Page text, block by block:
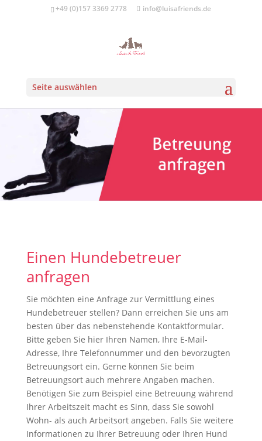
+49 (0)157 3369 2778 info@luisafriends.de
Seite auswählen
Einen Hundebetreuer
anfragen
Sie möchten eine Anfrage zur Vermittlung eines
Hundebetreuer stellen? Dann erreichen Sie uns am
besten über das nebenstehende Kontaktformular.
Bitte geben Sie hier Ihren Namen, Ihre E-Mail-
Adresse, Ihre Telefonnummer und den bevorzugten
Betreuungsort ein. Gerne können Sie beim
Betreuungsort auch mehrere Angaben machen.
Benötigen Sie zum Beispiel eine Betreuung während
Ihrer Arbeitszeit macht es Sinn, dass Sie sowohl
Wohn- als auch Arbeitsort angeben. Falls Sie weitere
Informationen zu Ihrer Betreuung oder Ihren Hund